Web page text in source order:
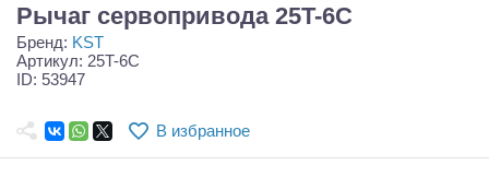
Запчасти и аксессуары
Игрушки
Самолеты
Рычаг сервопривода 25T-6C
Бренд: KST
Артикул: 25T-6C
ID: 53947
В избранное